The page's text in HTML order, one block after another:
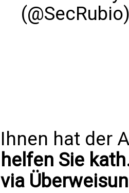
Ihnen hat der
helfen Sie
via